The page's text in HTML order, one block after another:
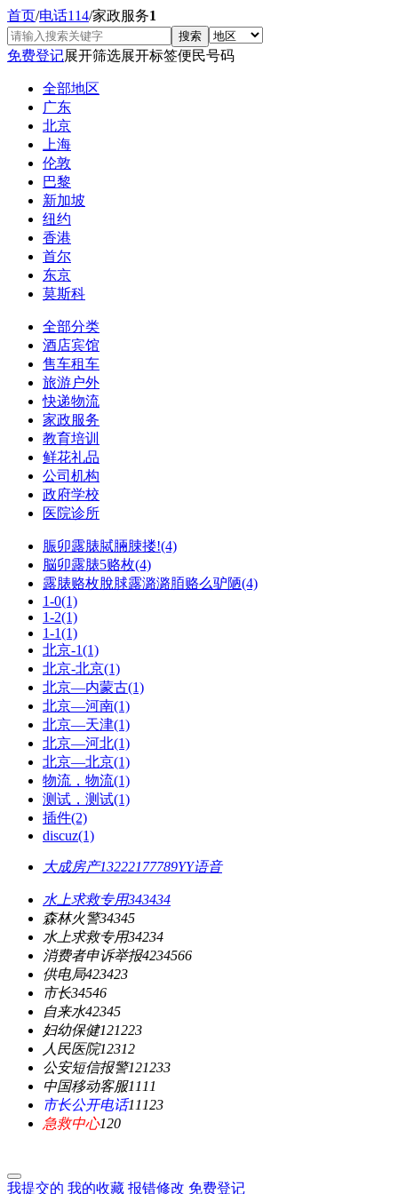
首页/电话114/家政服务1
免费登记展开筛选展开标签便民号码
全部地区
广东
北京
上海
伦敦
巴黎
新加坡
纽约
香港
首尔
东京
莫斯科
全部分类
酒店宾馆
售车租车
旅游户外
快递物流
家政服务
教育培训
鲜花礼品
公司机构
政府学校
医院诊所
脤卯露脿脦脼脨搂!(4)
脳卯露脿5赂枚(4)
露脿赂枚脫脙露潞潞脜赂么驴陋(4)
1-0(1)
1-2(1)
1-1(1)
北京-1(1)
北京-北京(1)
北京—内蒙古(1)
北京—河南(1)
北京—天津(1)
北京—河北(1)
北京—北京(1)
物流，物流(1)
测试，测试(1)
插件(2)
discuz(1)
大成房产13222177789YY语音
水上求救专用343434
森林火警34345
水上求救专用34234
消费者申诉举报4234566
供电局423423
市长34546
自来水42345
妇幼保健121223
人民医院12312
公安短信报警121233
中国移动客服1111
市长公开电话11123
急救中心120
我提交的 我的收藏 报错修改 免费登记